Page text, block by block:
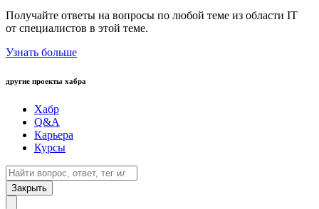
Получайте ответы на вопросы по любой теме из области IT
от специалистов в этой теме.
Узнать больше
другие проекты хабра
Хабр
Q&A
Карьера
Курсы
Закрыть